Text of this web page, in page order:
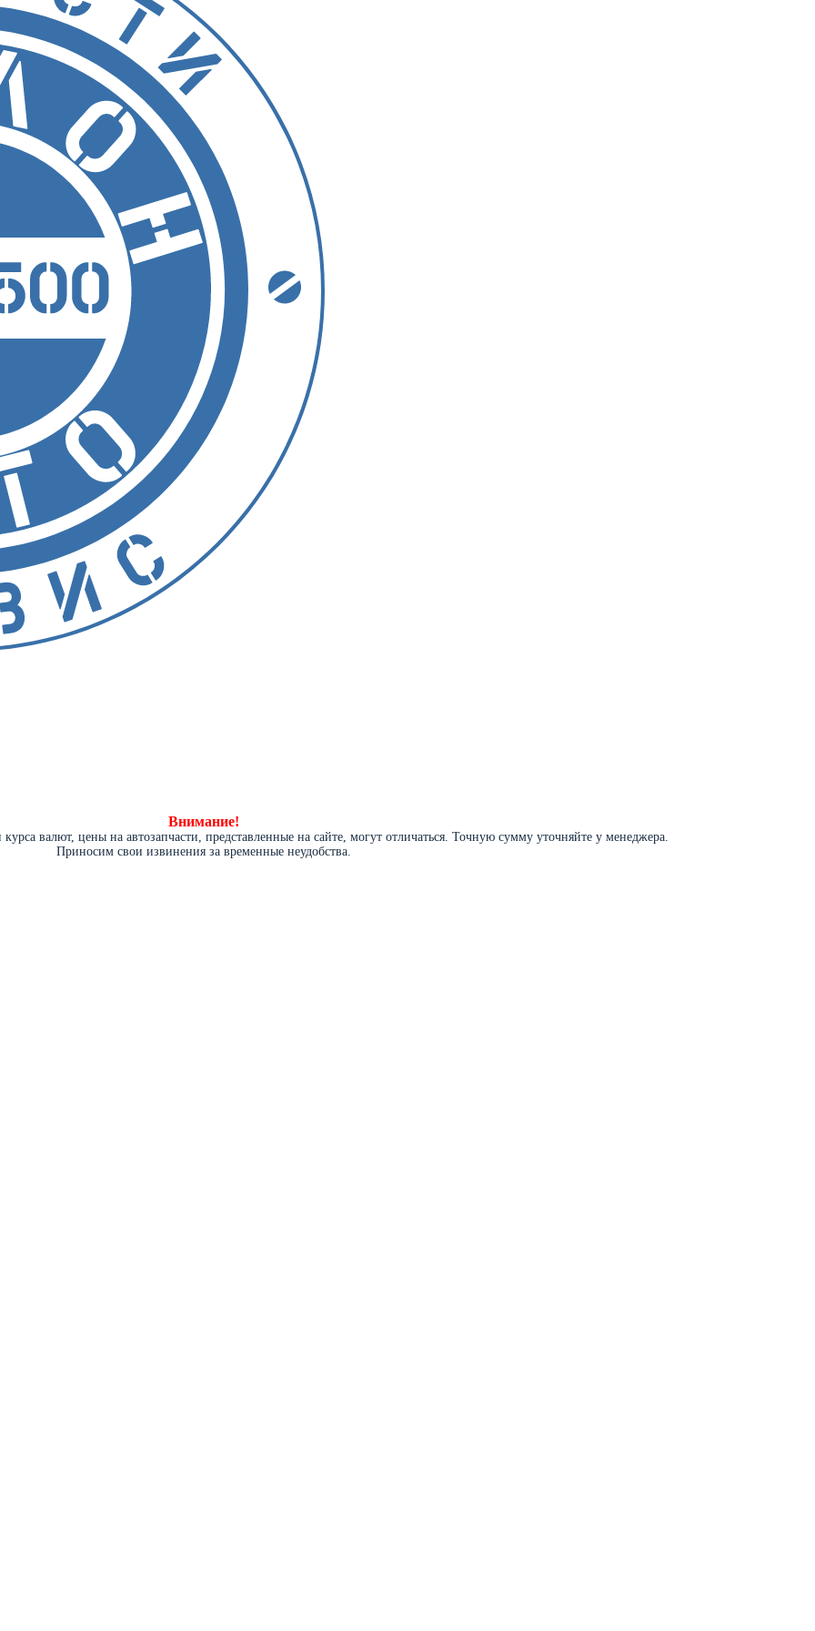
Внимание!
валют, цены на автозапчасти, представленные на сайте, могут отличаться. Точную сумму уточняйте у менеджера.
Приносим свои извинения за временные неудобства.